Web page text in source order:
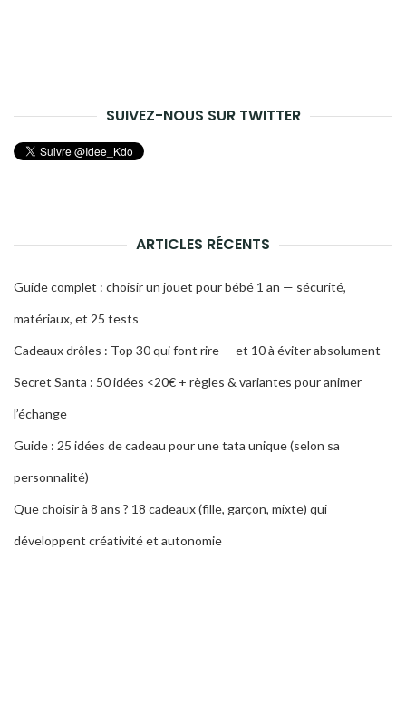
SUIVEZ-NOUS SUR TWITTER
ARTICLES RÉCENTS
Guide complet : choisir un jouet pour bébé 1 an — sécurité,
matériaux, et 25 tests
Cadeaux drôles : Top 30 qui font rire — et 10 à éviter absolument
Secret Santa : 50 idées <20€ + règles & variantes pour animer
l’échange
Guide : 25 idées de cadeau pour une tata unique (selon sa
personnalité)
Que choisir à 8 ans ? 18 cadeaux (fille, garçon, mixte) qui
développent créativité et autonomie